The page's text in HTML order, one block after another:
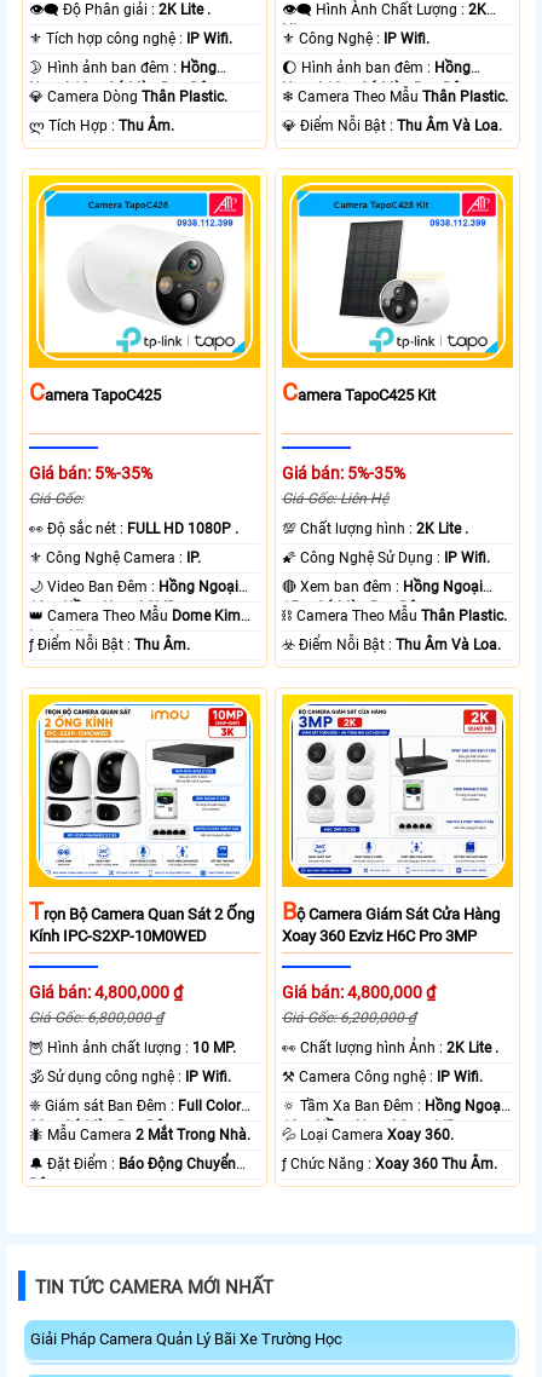
👁️‍🗨 Độ Phân giải :2K Lite .
⚜️ Tích hợp công nghệ :
IP Wifi.
🌛 Hình ảnh ban đêm : Hồng
Ngoại 10m Có Màu Ban Ðêm.
💎 Camera DòngThân Plastic.
️ლ Tích Hợp :Thu Âm.
👁️‍🗨 Hình Ành Chất Lượng :2K
Lite .
⚜️ Công Nghệ :
IP Wifi.
🌔 Hình ảnh ban đêm : Hồng
Ngoại 10m Có Màu Ban Ðêm.
❄ Camera Theo MẫuThân Plastic.
️💎 Điểm Nỗi Bật :Thu Âm Và Loa.
CAmera TapoC425
Giá bán: 5%-35%
Giá Gốc:
️👀 Độ sắc nét : FULL HD 1080P .
⚜️ Công Nghệ Camera :
IP.
🌙 Video Ban Đêm : Hồng Ngoại
10m Hồng Ngoại SMD.
👑 Camera Theo Mẫu Dome Kim
loại + Nhựa.
️ƒ Điểm Nỗi Bật :Thu Âm.
CAmera TapoC425 Kit
Giá bán: 5%-35%
Giá Gốc: Liên Hệ
💯 Chất lượng hình :2K Lite .
🌠 Công Nghệ Sử Dụng :
IP Wifi.
🔴 Xem ban đêm : Hồng Ngoại
15m Có Màu Ban Ðêm.
⛓ Camera Theo MẫuThân Plastic.
️☣️ Điểm Nỗi Bật :Thu Âm Và Loa.
TRọn Bộ Camera Quan Sát 2 Ống
Kính IPC-S2XP-10M0WED
Giá bán: 4,800,000 ₫
Giá Gốc: 6,800,000 ₫
🦉 Hình ảnh chất lượng : 10 MP.
🕉️ Sử dụng công nghệ :
IP Wifi.
❈ Giám sát Ban Đêm : Full Color
20m Có Màu Ban Ðêm.
🐜 Mẫu Camera2 Mắt Trong Nhà.
️🔔 Đặt Điểm : Báo Động Chuyển
Động.
BỘ Camera Giám Sát Cửa Hàng
Xoay 360 Ezviz H6C Pro 3MP
Giá bán: 4,800,000 ₫
Giá Gốc: 6,200,000 ₫
️👀 Chất lượng hình Ảnh :2K Lite .
⚒ Camera Công nghệ :
IP Wifi.
🔅 Tầm Xa Ban Đêm : Hồng Ngoại
10m Hồng Ngoại Smart IR.
💦 Loại CameraXoay 360.
️ƒ Chức Năng :Xoay 360 Thu Âm.
TIN TỨC CAMERA MỚI NHẤT
Giải Pháp Camera Quản Lý Bãi Xe Trường Học